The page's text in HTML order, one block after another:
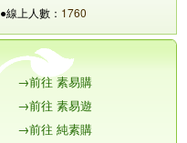
●線上人數： 1760
→前往 素易購
→前往 素易遊
→前往 純素購